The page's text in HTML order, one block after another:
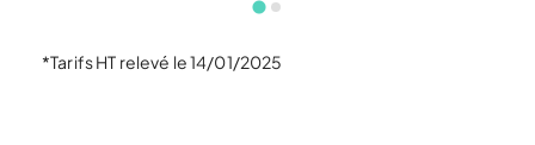
*Tarifs HT relevé le 14/01/2025